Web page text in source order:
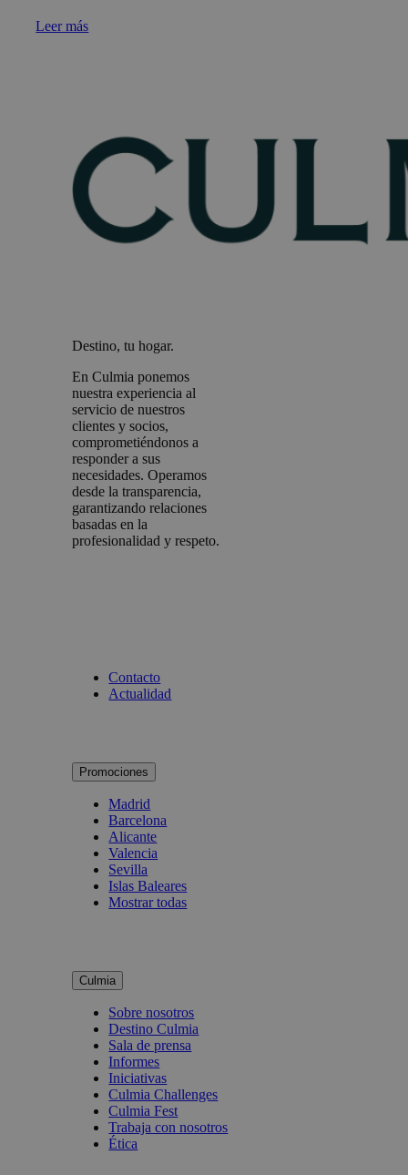
Leer más
Destino, tu hogar.
En Culmia ponemos
nuestra experiencia al
servicio de nuestros
clientes y socios,
comprometiéndonos a
responder a sus
necesidades. Operamos
desde la transparencia,
garantizando relaciones
basadas en la
profesionalidad y respeto.
Contacto
Actualidad
Promociones
Madrid
Barcelona
Alicante
Valencia
Sevilla
Islas Baleares
Mostrar todas
Culmia
Sobre nosotros
Destino Culmia
Sala de prensa
Informes
Iniciativas
Culmia Challenges
Culmia Fest
Trabaja con nosotros
Ética